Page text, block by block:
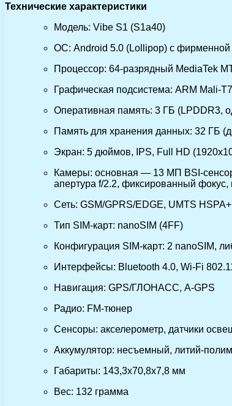
Технические характеристики
Модель: Vibe S1 (S1a40)
ОС: Android 5.0 (Lollipop) с фирменной
Процессор: 64-разрядный MediaTek
Графическая подсистема: ARM Mali-
Оперативная память: 3 ГБ (LPDDR3,
Память для хранения данных: 32 ГБ
Экран: 5 дюймов, IPS, Full HD
Камеры: основная — 13 МП BSI-
апертура f/2.2, фиксированный
Сеть: GSM/GPRS/EDGE, UMTS
Тип SIM-карт: nanoSIM (4FF)
Конфигурация SIM-карт: 2 nanoSIM,
Интерфейсы: Bluetooth 4.0, Wi-Fi
Навигация: GPS/ГЛОНАСС, A-GPS
Радио: FM-тюнер
Сенсоры: акселерометр, датчики
Аккумулятор: несъемный, литий-
Габариты: 143,3х70,8х7,8 мм
Вес: 132 грамма